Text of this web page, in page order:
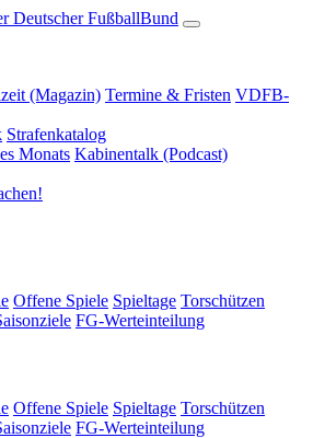
(Magazin) Termine & Fristen VDFB-
Strafenkatalog
Monats Kabinentalk (Podcast)
Offene Spiele Spieltage Torschützen
FG-Werteinteilung
Offene Spiele Spieltage Torschützen
FG-Werteinteilung